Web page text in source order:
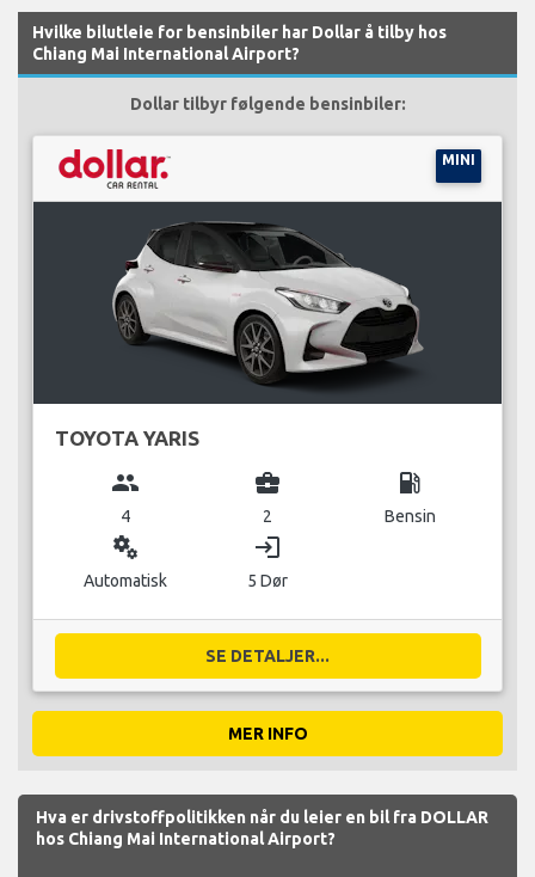
Hvilke bilutleie for bensinbiler har Dollar å tilby hos
Chiang Mai International Airport?
Dollar tilbyr følgende bensinbiler:
MINI
TOYOTA YARIS
group
4
business_center
2
local_gas_station
Bensin
miscellaneous_services
Automatisk
login
5 Dør
SE DETALJER...
MER INFO
Hva er drivstoffpolitikken når du leier en bil fra DOLLAR
hos Chiang Mai International Airport?